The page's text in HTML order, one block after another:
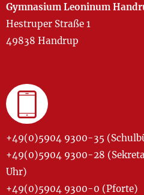
Gymnasium Leoninum
Hestruper Straße 1
49838 Handrup
+49(0)5904 9300-35
+49(0)5904 9300-28
Uhr)
+49(0)5904 9300-0 (Pforte)